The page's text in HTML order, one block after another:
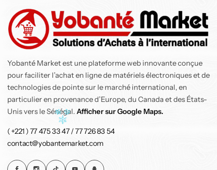
Yobanté Market est une plateforme web innovante conçue
pour faciliter l’achat en ligne de matériels électroniques et de
technologies de pointe sur le marché international, en
particulier en provenance d’Europe, du Canada et des États-
Unis vers le Sénégal. Afficher sur Google Maps.
( +221 ) 77 475 33 47 / 77 726 83 54
contact@yobantemarket.com
compartiment 6-en-1,
9,5L
150 900CFA
137 800 CFA